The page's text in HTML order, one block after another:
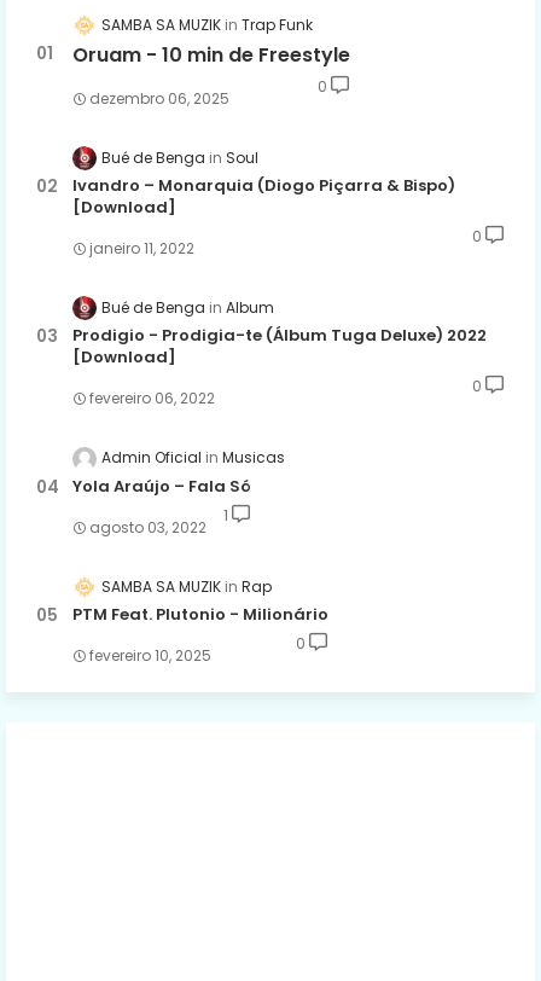
SAMBA SA MUZIK Trap Funk
Oruam - 10 min de Freestyle
dezembro 06, 2025
0
Bué de Benga Soul
Ivandro – Monarquia (Diogo Piçarra & Bispo)
[Download]
janeiro 11, 2022
0
Bué de Benga Album
Prodigio - Prodigia-te (Álbum Tuga Deluxe) 2022
[Download]
fevereiro 06, 2022
0
Admin Oficial Musicas
Yola Araújo – Fala Só
agosto 03, 2022
1
SAMBA SA MUZIK Rap
PTM Feat. Plutonio - Milionário
fevereiro 10, 2025
0